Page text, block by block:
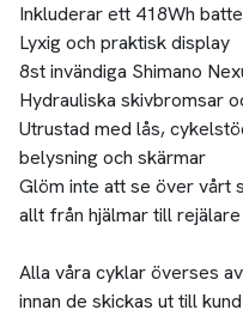
Inkluderar ett 418Wh
Lyxig och praktisk display
8st invändiga Shimano
Hydrauliska skivbromsar
Utrustad med lås,
belysning och skärmar
Glöm inte att se över vårt
allt från hjälmar till
Alla våra cyklar överses
innan de skickas ut till